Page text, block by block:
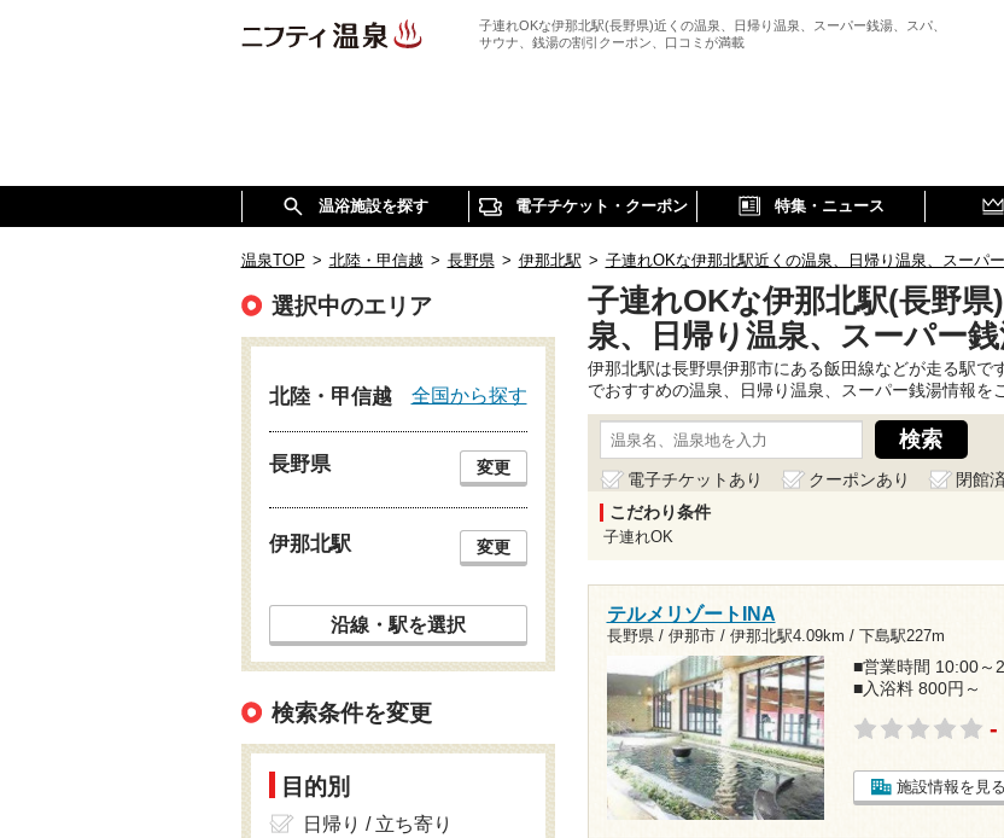
子連れOKな伊那北駅(長野県)近くの温泉、日帰り温泉、スーパー銭湯、スパ、
サウナ、銭湯の割引クーポン、口コミが満載
温浴施設を探す 電子チケット・クーポン 特集・ニュース
温泉TOP > 北陸・甲信越 > 長野県 > 伊那北駅 > 子連れOKな伊那北駅近くの温泉、日帰り温泉、スーパ
子連れOKな伊那北駅(長野県
泉、日帰り温泉、スーパー
伊那北駅は長野県伊那市にある飯田線などが走る駅
でおすすめの温泉、日帰り温泉、スーパー銭湯情報を
電子チケットあり クーポンあり
閉館
こだわり条件
子連れOK
テルメリゾートINA
長野県 / 伊那市 / 伊那北駅4.09km / 下島駅227m
■営業時間 10:00～
■入浴料 800円～
-
施設情報を見る
選択中のエリア
北陸・甲信越 全国から探す
長野県 変更
伊那北駅 変更
沿線・駅を選択
検索条件を変更
目的別
日帰り / 立ち寄り